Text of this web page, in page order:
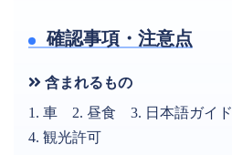
確認事項・注意点
含まれるもの
1. 車 2. 昼食 3. 日本語ガイド
4. 観光許可